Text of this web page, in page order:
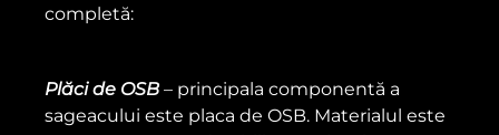
completă:
Plăci de OSB – principala componentă a
sageacului este placa de OSB. Materialul este